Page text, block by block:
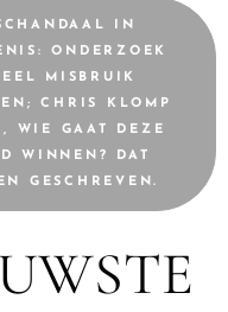
IN
ONDERZOEK
MISBRUIK
CHRIS KLOMP
WIE GAAT DEZE
WINNEN? DAT
GESCHREVEN.